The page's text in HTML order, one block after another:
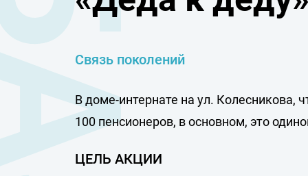
Связь поколений
В доме-интернате на ул. Колесникова,
100 пенсионеров, в основном, это
ЦЕЛЬ АКЦИИ